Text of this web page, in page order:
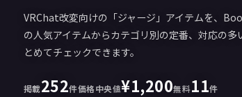
VRChat改変向けの「ジャージ」アイテムを、
の人気アイテムからカテゴリ別の定番、対応の
とめてチェックできます。
掲載252件価格中央値¥1,200無料11件